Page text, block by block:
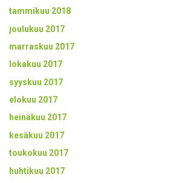
tammikuu 2018
joulukuu 2017
marraskuu 2017
lokakuu 2017
syyskuu 2017
elokuu 2017
heinäkuu 2017
kesäkuu 2017
toukokuu 2017
huhtikuu 2017